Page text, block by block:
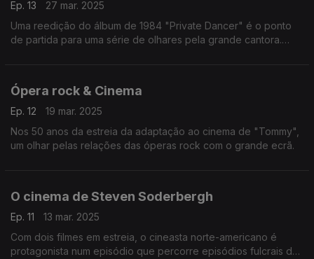
Ep. 13
27 mar. 2025
Uma reedição do álbum de 1984 "Private Dancer" é o ponto
de partida para uma série de olhares pela grande cantora.
Ópera rock & Cinema
Ep. 12
19 mar. 2025
Nos 50 anos da estreia da adaptação ao cinema de "Tommy",
um olhar pelas relações das óperas rock com o grande ecrã.
O cinema de Steven Soderbergh
Ep. 11
13 mar. 2025
Com dois filmes em estreia, o cineasta norte-americano é
protagonista num episódio que percorre episódios fulcrais de